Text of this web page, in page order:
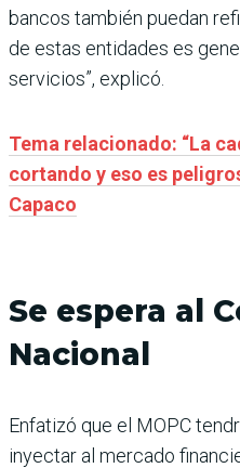
bancos también puedan
de estas entidades es
servicios”, explicó.
Tema relacionado: “La
cortando y eso es
Capaco
Se espera al
Nacional
Enfatizó que el MOPC
inyectar al mercado